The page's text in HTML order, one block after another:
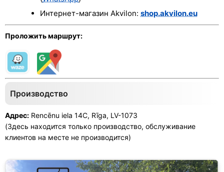
Интернет-магазин Akvilon: shop.akvilon.eu
Проложить маршрут:
Производство
Адрес: Rencēnu iela 14C, Rīga, LV-1073
(Здесь находится только производство, обслуживание
клиентов на месте не производится)